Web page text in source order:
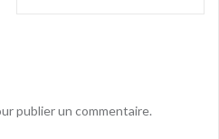
publier un commentaire.